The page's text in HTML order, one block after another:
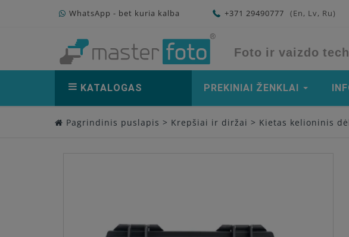
WhatsApp - bet kuria kalba +371 29490777 (En, Lv, Ru)
Foto ir vaizdo
KATALOGAS PREKINIAI ŽENKLAI
Pagrindinis puslapis > Krepšiai ir diržai > Kietas kelioninis